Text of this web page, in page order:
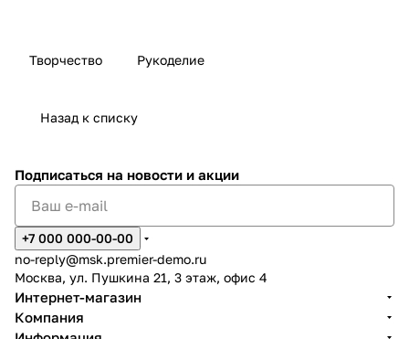
Творчество Рукоделие
Назад к списку
Подписаться на новости и акции
+7 000 000-00-00
no-reply@msk.premier-demo.ru
Москва, ул. Пушкина 21, 3 этаж, офис 4
Интернет-магазин
Компания